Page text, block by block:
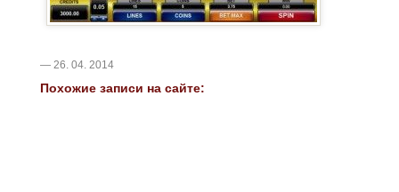
— 26. 04. 2014
Похожие записи на сайте: